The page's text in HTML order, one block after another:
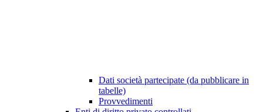
Dati società partecipate (da pubblicare in
tabelle)
Provvedimenti